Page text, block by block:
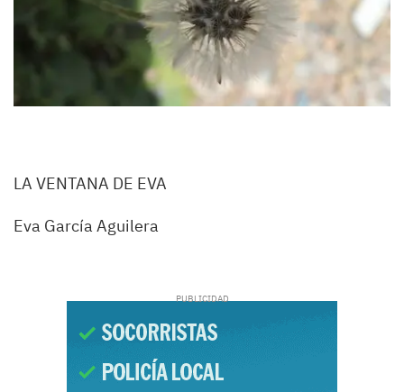
LA VENTANA DE EVA
Eva García Aguilera